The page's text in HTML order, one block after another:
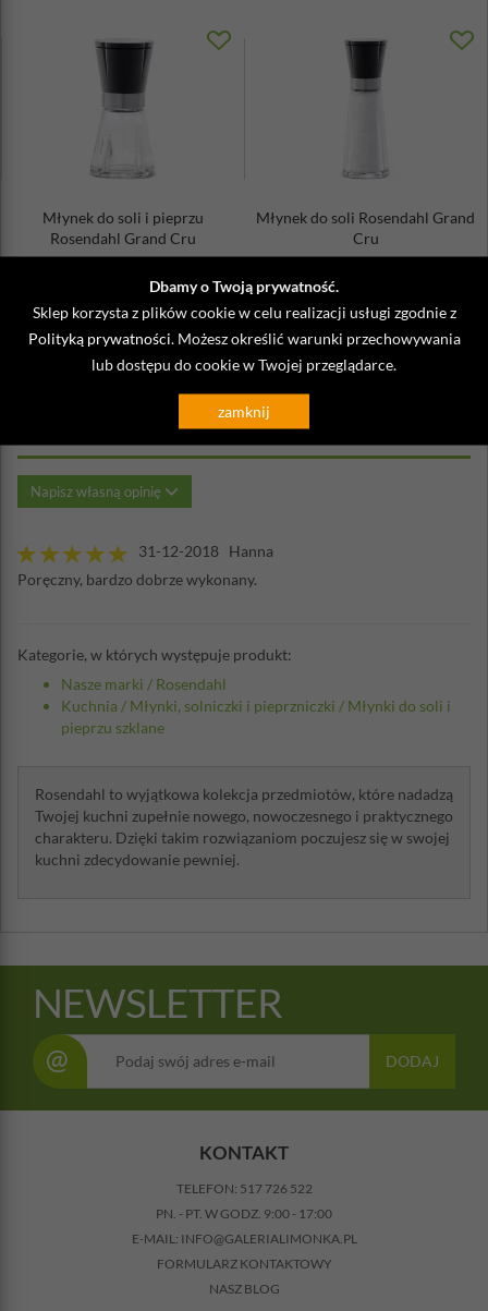
Dbamy o Twoją prywatność.
Sklep korzysta z plików cookie w celu realizacji usługi zgodnie z
Polityką prywatności . Możesz określić warunki przechowywania
lub dostępu do cookie w Twojej przeglądarce.
zamknij
Średnica: 7cm
Należy myć ręcznie
Młynek do soli i pieprzu
Rosendahl Grand Cru
Młynek do soli Rosendahl Grand
Cru
Opinie o Młynek do soli Rosendahl
Napisz własną opinię
31-12-2018 Hanna
Poręczny, bardzo dobrze wykonany.
Kategorie, w których występuje produkt:
Nasze marki / Rosendahl
Kuchnia / Młynki, solniczki i pieprzniczki / Młynki do soli i
pieprzu szklane
Rosendahl to wyjątkowa kolekcja przedmiotów, które nadadzą
Twojej kuchni zupełnie nowego, nowoczesnego i praktycznego
charakteru. Dzięki takim rozwiązaniom poczujesz się w swojej
kuchni zdecydowanie pewniej.
NEWSLETTER
@ DODAJ
KONTAKT
TELEFON: 517 726 522
PN. - PT. W GODZ. 9:00 - 17:00
E-MAIL: INFO@GALERIALIMONKA.PL
FORMULARZ KONTAKTOWY
NASZ BLOG